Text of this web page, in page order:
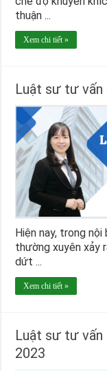
thuận ...
Xem chi tiết »
Luật sư tư vấn
Hiện nay, trong
thường xuyên xảy
dứt ...
Xem chi tiết »
Luật sư tư vấn
2023